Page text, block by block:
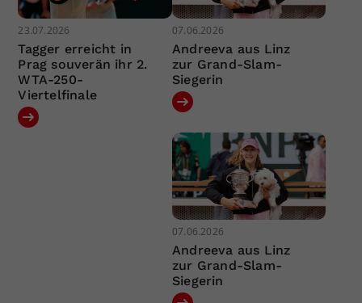
23.07.2026
Tagger erreicht in
Prag souverän ihr 2.
WTA-250-
Viertelfinale
07.06.2026
Andreeva aus Linz
zur Grand-Slam-
Siegerin
07.06.2026
Andreeva aus Linz
zur Grand-Slam-
Siegerin